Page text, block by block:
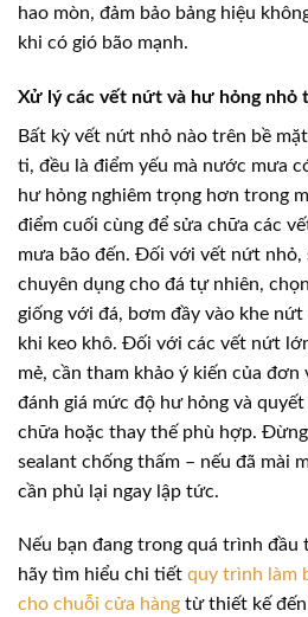
hao mòn, đảm bảo bảng hiệu
khi có gió bão mạnh.
Xử lý các vết nứt và hư hỏng nhỏ
Bất kỳ vết nứt nhỏ nào trên bề
ti, đều là điểm yếu mà nước mưa
hư hỏng nghiêm trọng hơn trong
điểm cuối cùng để sửa chữa các
mưa bão đến. Đối với vết nứt nhỏ,
chuyên dụng cho đá tự nhiên,
giống với đá, bơm đầy vào khe nứt
khi keo khô. Đối với các vết nứt
mẻ, cần tham khảo ý kiến của đơn
đánh giá mức độ hư hỏng và
chữa hoặc thay thế phù hợp.
sealant chống thấm – nếu đã mài
cần phủ lại ngay lập tức.
Nếu bạn đang trong quá trình đầu
hãy tìm hiểu chi tiết quy trình làm
cho chuỗi cửa hàng từ thiết kế đến